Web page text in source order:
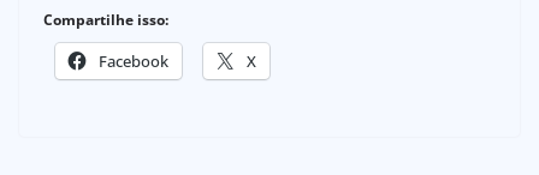
Compartilhe isso:
Facebook X